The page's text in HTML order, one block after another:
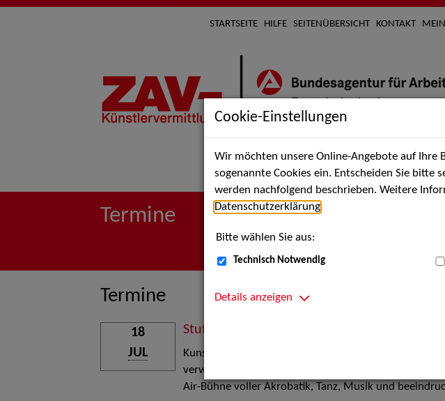
STARTSEITE HILFE SEITENÜBERSICHT KONTAKT
Suche nach Künstler*innen
Termine
Termine
Stuttgart Street Art
Kunst, Live-Acts und Aktionen für Kinder und
verwandelt den Schlossplatz am 18. Juli 2026 von12
Air-Bühne voller Akrobatik, Tanz, Musik und
18
JUL
Cookie-Einstellungen
Wir möchten unsere Online-Angebote auf Ihre
sogenannte Cookies ein. Entscheiden Sie bitte
werden nachfolgend beschrieben. Weitere
Datenschutzerklärung
Bitte wählen Sie aus:
Technisch Notwendig
Details anzeigen